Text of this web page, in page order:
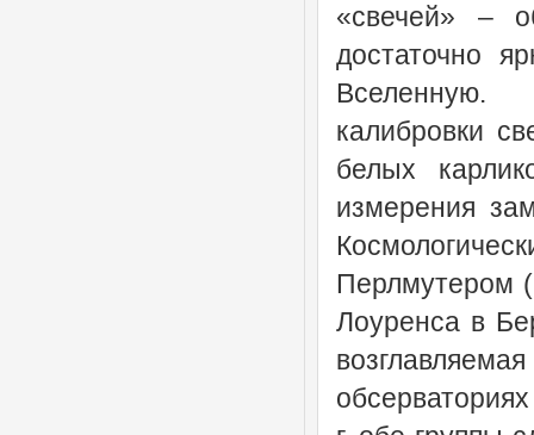
«свечей» –
достаточно
Вселенную.
калибровки
белых
измерения
Перлмутером
Лоуренса в